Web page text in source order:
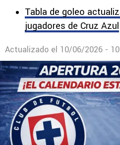
Tabla de goleo
jugadores de Cruz Azul
Actualizado el 10/06/2026 -